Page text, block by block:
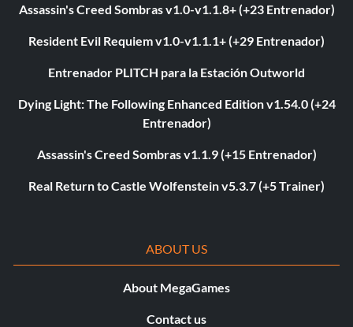
Assassin's Creed Sombras v1.0-v1.1.8+ (+23 Entrenador)
Resident Evil Requiem v1.0-v1.1.1+ (+29 Entrenador)
Entrenador PLITCH para la Estación Outworld
Dying Light: The Following Enhanced Edition v1.54.0 (+24
Entrenador)
Assassin's Creed Sombras v1.1.9 (+15 Entrenador)
Real Return to Castle Wolfenstein v5.3.7 (+5 Trainer)
ABOUT US
About MegaGames
Contact us